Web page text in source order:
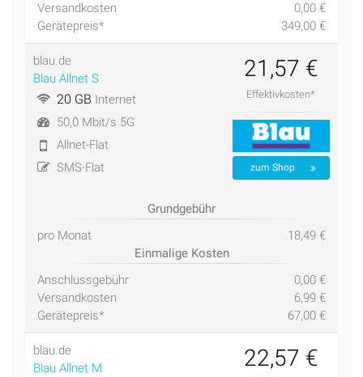
Versandkosten
0,00 €
Gerätepreis*
349,00 €
blau.de
Blau Allnet S
20 GB Internet
50,0 Mbit/s 5G
Allnet-Flat
SMS-Flat
21,57 €
Effektivkosten*
zum Shop
Grundgebühr
pro Monat
18,49 €
Einmalige Kosten
Anschlussgebühr
0,00 €
Versandkosten
6,99 €
Gerätepreis*
67,00 €
blau.de
Blau Allnet M
22,57 €